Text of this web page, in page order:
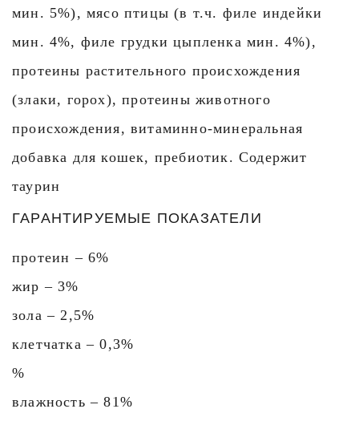
мин. 5%), мясо птицы (в т.ч. филе индейки
мин. 4%, филе грудки цыпленка мин. 4%),
протеины растительного происхождения
(злаки, горох), протеины животного
происхождения, витаминно-минеральная
добавка для кошек, пребиотик. Содержит
таурин
ГАРАНТИРУЕМЫЕ ПОКАЗАТЕЛИ
протеин – 6%
жир – 3%
зола – 2,5%
клетчатка – 0,3%
%
влажность – 81%